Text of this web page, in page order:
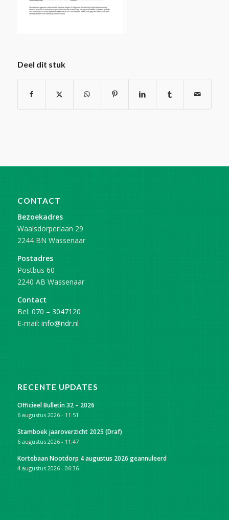
Deel dit stuk
CONTACT
Bezoekadres
Waalsdorperlaan 29
2244 BN Wassenaar
Postadres
Postbus 60
2240 AB Wassenaar
Contact
Bel: 070 – 3047120
E-mail: info@ndr.nl
RECENTE UPDATES
Officieel Bulletin 32 – 2026
6 augustus 2026 - 11:51
Stamboek jaaroverzicht 2025 (Draf)
6 augustus 2026 - 11:47
Kortebaan Nootdorp 4 augustus 2026 geannuleerd
4 augustus 2026 - 06:36